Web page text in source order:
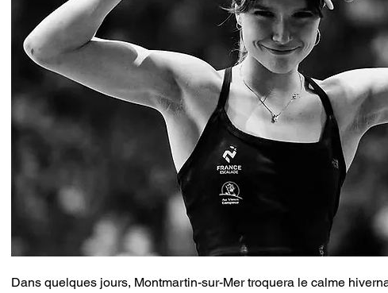
Dans quelques jours, Montmartin-sur-Mer troquera le calme